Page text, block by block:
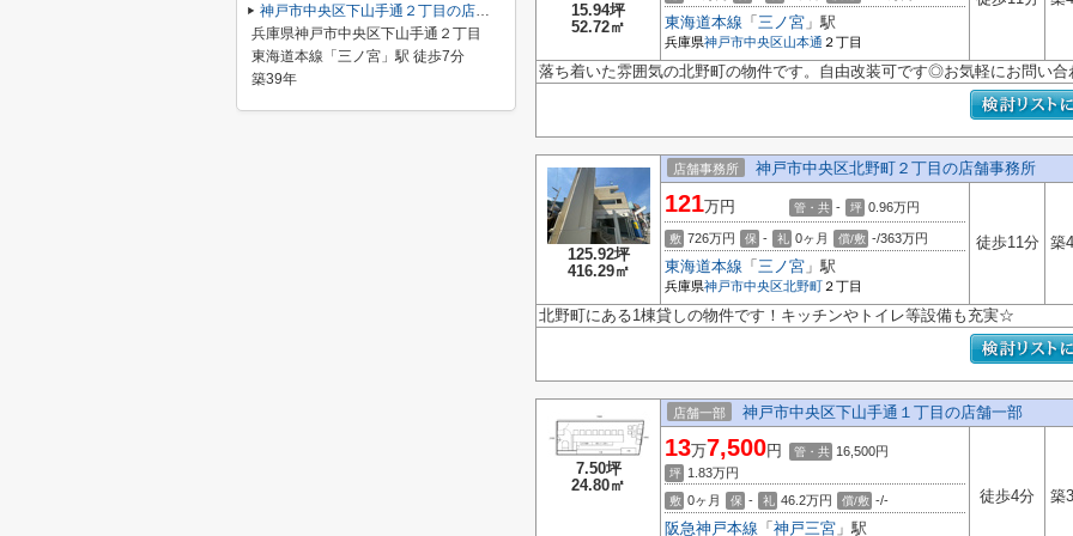
15.94坪
52.72㎡
東海道本線 「 三ノ宮 」駅
兵庫県神戸市中央区山本通 ２丁目
落ち着いた雰囲気の北野町の物件です。自由改装可です◎お気軽にお問い合
125.92坪
416.29㎡
店舗事務所 神戸市中央区北野町２丁目の店舗事務所
121万円 管・共 - 坪 0.96万円
敷 726万円 保 - 礼 0ヶ月 償/敷 -/363万円
東海道本線 「 三ノ宮 」駅
兵庫県神戸市中央区北野町 ２丁目
徒歩11分 築
北野町にある1棟貸しの物件です！キッチンやトイレ等設備も充実☆
7.50坪
24.80㎡
店舗一部 神戸市中央区下山手通１丁目の店舗一部
13万7,500円 管・共 16,500円
坪 1.83万円
敷 0ヶ月 保 - 礼 46.2万円 償/敷 -/-
阪急神戸本線 「 神戸三宮 」駅
徒歩4分 築
神戸市中央区下山手通２丁目の店舗一部
兵庫県神戸市中央区下山手通２丁目
東海道本線「三ノ宮」駅 徒歩7分
築39年